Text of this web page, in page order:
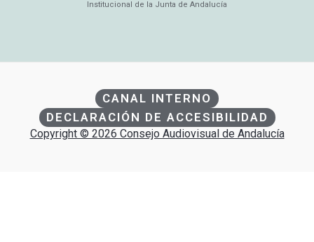
Institucional de la Junta de Andalucía
CANAL INTERNO
DECLARACIÓN DE ACCESIBILIDAD
Copyright © 2026 Consejo Audiovisual de Andalucía